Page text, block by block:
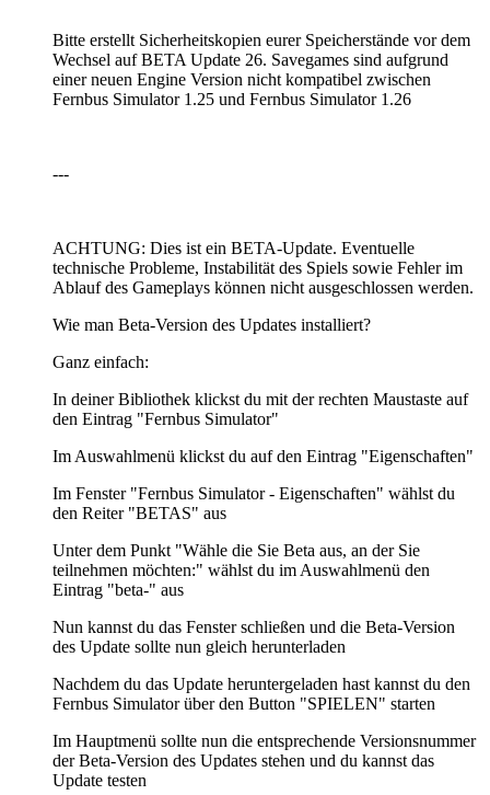
Bitte erstellt Sicherheitskopien eurer Speicherstände vor dem
Wechsel auf BETA Update 26. Savegames sind aufgrund
einer neuen Engine Version nicht kompatibel zwischen
Fernbus Simulator 1.25 und Fernbus Simulator 1.26
---
ACHTUNG: Dies ist ein BETA-Update. Eventuelle
technische Probleme, Instabilität des Spiels sowie Fehler im
Ablauf des Gameplays können nicht ausgeschlossen werden.
Wie man Beta-Version des Updates installiert?
Ganz einfach:
In deiner Bibliothek klickst du mit der rechten Maustaste auf
den Eintrag "Fernbus Simulator"
Im Auswahlmenü klickst du auf den Eintrag "Eigenschaften"
Im Fenster "Fernbus Simulator - Eigenschaften" wählst du
den Reiter "BETAS" aus
Unter dem Punkt "Wähle die Sie Beta aus, an der Sie
teilnehmen möchten:" wählst du im Auswahlmenü den
Eintrag "beta-" aus
Nun kannst du das Fenster schließen und die Beta-Version
des Update sollte nun gleich herunterladen
Nachdem du das Update heruntergeladen hast kannst du den
Fernbus Simulator über den Button "SPIELEN" starten
Im Hauptmenü sollte nun die entsprechende Versionsnummer
der Beta-Version des Updates stehen und du kannst das
Update testen